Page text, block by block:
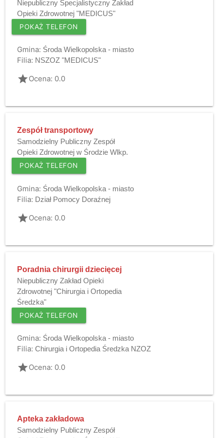
Niepubliczny Specjalistyczny Zakład
Opieki Zdrowotnej "MEDICUS"
POKAŻ TELEFON
Gmina: Środa Wielkopolska - miasto
Filia: NSZOZ "MEDICUS"
gradeOcena: 0.0
Zespół transportowy
Samodzielny Publiczny Zespół
Opieki Zdrowotnej w Środzie Wlkp.
POKAŻ TELEFON
Gmina: Środa Wielkopolska - miasto
Filia: Dział Pomocy Doraźnej
gradeOcena: 0.0
Poradnia chirurgii dziecięcej
Niepubliczny Zakład Opieki
Zdrowotnej "Chirurgia i Ortopedia
Średzka"
POKAŻ TELEFON
Gmina: Środa Wielkopolska - miasto
Filia: Chirurgia i Ortopedia Średzka NZOZ
gradeOcena: 0.0
Apteka zakładowa
Samodzielny Publiczny Zespół